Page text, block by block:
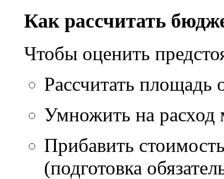
Как рассчитать
Чтобы оценить
Рассчитать площадь
Умножить на расход
Прибавить
(подготовка